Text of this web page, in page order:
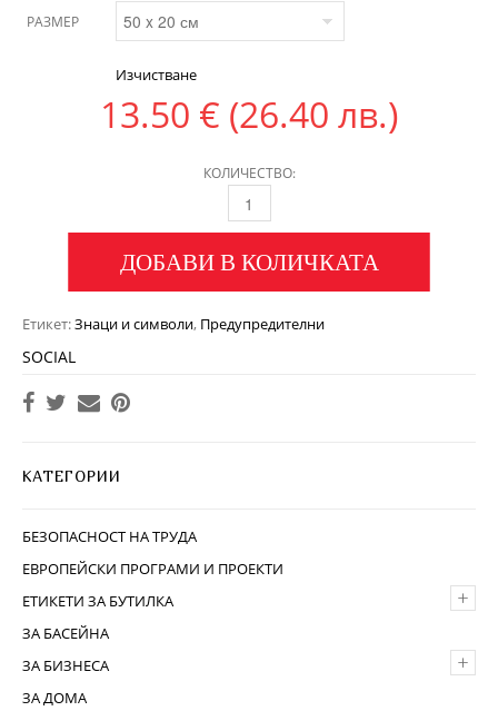
РАЗМЕР
Изчистване
13.50 € (26.40 лв.)
КОЛИЧЕСТВО:
ДОБАВИ В КОЛИЧКАТА
Етикет:Знаци и символи, Предупредителни
SOCIAL
КАТЕГОРИИ
БЕЗОПАСНОСТ НА ТРУДА
ЕВРОПЕЙСКИ ПРОГРАМИ И ПРОЕКТИ
+
ЕТИКЕТИ ЗА БУТИЛКА
ЗА БАСЕЙНА
+
ЗА БИЗНЕСА
ЗА ДОМА